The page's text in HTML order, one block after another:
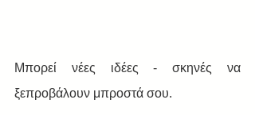
Μπορεί νέες ιδέες - σκηνές να
ξεπροβάλουν μπροστά σου.